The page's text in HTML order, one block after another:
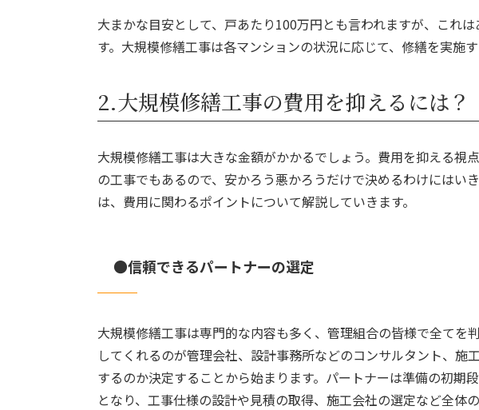
大まかな目安として、戸あたり100万円とも言われますが、これ
す。 大規模修繕工事は各マンションの状況に応じて、修繕を実施
2.大規模修繕工事の費用を抑えるには？
大規模修繕工事は大きな金額がかかるでしょう。費用を抑える視
の工事でもあるので、安かろう悪かろうだけで決めるわけにはい
は、費用に関わるポイントについて解説していきます。
●信頼できるパートナーの選定
大規模修繕工事は専門的な内容も多く、管理組合の皆様で全てを
してくれるのが管理会社、設計事務所などのコンサルタント、施
するのか決定することから始まります。 パートナーは準備の初期
となり、工事仕様の設計や見積の取得、施工会社の選定など全体